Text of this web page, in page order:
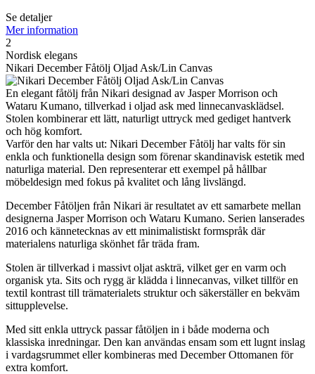
Se detaljer
Mer information
2
Nordisk elegans
Nikari December Fåtölj Oljad Ask/Lin Canvas
En elegant fåtölj från Nikari designad av Jasper Morrison och
Wataru Kumano, tillverkad i oljad ask med linnecanvasklädsel.
Stolen kombinerar ett lätt, naturligt uttryck med gediget hantverk
och hög komfort.
Varför den har valts ut: Nikari December Fåtölj har valts för sin
enkla och funktionella design som förenar skandinavisk estetik med
naturliga material. Den representerar ett exempel på hållbar
möbeldesign med fokus på kvalitet och lång livslängd.
December Fåtöljen från Nikari är resultatet av ett samarbete mellan
designerna Jasper Morrison och Wataru Kumano. Serien lanserades
2016 och kännetecknas av ett minimalistiskt formspråk där
materialens naturliga skönhet får träda fram.
Stolen är tillverkad i massivt oljat askträ, vilket ger en varm och
organisk yta. Sits och rygg är klädda i linnecanvas, vilket tillför en
textil kontrast till trämaterialets struktur och säkerställer en bekväm
sittupplevelse.
Med sitt enkla uttryck passar fåtöljen in i både moderna och
klassiska inredningar. Den kan användas ensam som ett lugnt inslag
i vardagsrummet eller kombineras med December Ottomanen för
extra komfort.